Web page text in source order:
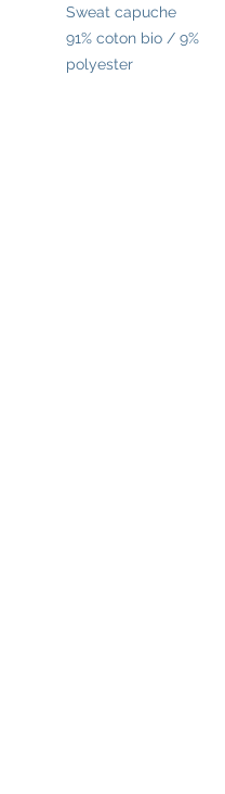
Sweat capuche
91% coton bio / 9%
polyester